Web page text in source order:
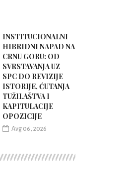
INSTITUCIONALNI
HIBRIDNI NAPAD NA
CRNU GORU: OD
SVRSTAVANJA UZ
SPC DO REVIZIJE
ISTORIJE, ĆUTANJA
TUŽILAŠTVA I
KAPITULACIJE
OPOZICIJE
Avg 06, 2026